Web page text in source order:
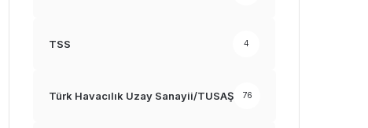
TSS 4
Türk Havacılık Uzay Sanayii/TUSAŞ 76